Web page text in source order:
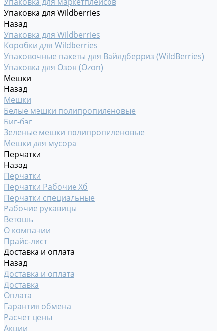
Упаковка для Wildberries
Назад
Упаковка для Wildberries
Коробки для Wildberries
Упаковочные пакеты для Вайлдберриз (WildBerries)
Упаковка для Озон (Ozon)
Мешки
Назад
Мешки
Белые мешки полипропиленовые
Биг-бэг
Зеленые мешки полипропиленовые
Мешки для мусора
Перчатки
Назад
Перчатки
Перчатки Рабочие Хб
Перчатки специальные
Рабочие рукавицы
Ветошь
О компании
Прайс-лист
Доставка и оплата
Назад
Доставка и оплата
Доставка
Оплата
Гарантия обмена
Расчет цены
Акции